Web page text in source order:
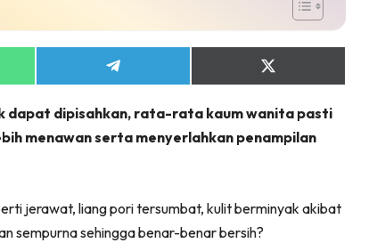
Share
on
Share
on
(Twitter)
dapat dipisahkan, rata-rata kaum wanita pasti
menawan serta menyerlahkan penampilan
jerawat, liang pori tersumbat, kulit berminyak akibat
sempurna sehingga benar-benar bersih?